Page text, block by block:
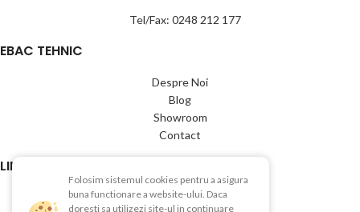
Tel/Fax: 0248 212 177
EBAC TEHNIC
Despre Noi
Blog
Showroom
Contact
LINK-URI UTILE
Termeni si conditii
Folosim sistemul cookies pentru a asigura
buna functionare a website-ului. Daca
doresti sa utilizezi site-ul in continuare